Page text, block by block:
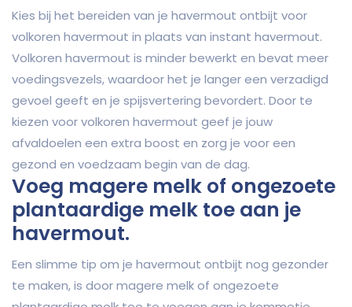
Kies bij het bereiden van je havermout ontbijt voor
volkoren havermout in plaats van instant havermout.
Volkoren havermout is minder bewerkt en bevat meer
voedingsvezels, waardoor het je langer een verzadigd
gevoel geeft en je spijsvertering bevordert. Door te
kiezen voor volkoren havermout geef je jouw
afvaldoelen een extra boost en zorg je voor een
gezond en voedzaam begin van de dag.
Voeg magere melk of ongezoete
plantaardige melk toe aan je
havermout.
Een slimme tip om je havermout ontbijt nog gezonder
te maken, is door magere melk of ongezoete